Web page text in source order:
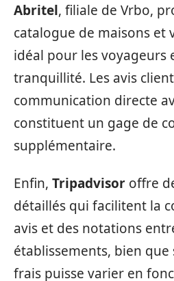
Abritel, filiale de Vrbo,
catalogue de maisons et
idéal pour les voyageurs
tranquillité. Les avis
communication directe
constituent un gage de
supplémentaire.
Enfin, Tripadvisor offre
détaillés qui facilitent la
avis et des notations
établissements, bien
frais puisse varier en